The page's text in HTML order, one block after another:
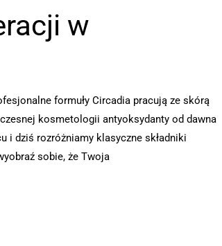
w
formuły Circadia pracują ze skórą
kosmetologii antyoksydanty od dawna
i dziś rozróżniamy klasyczne składniki
sobie, że Twoja